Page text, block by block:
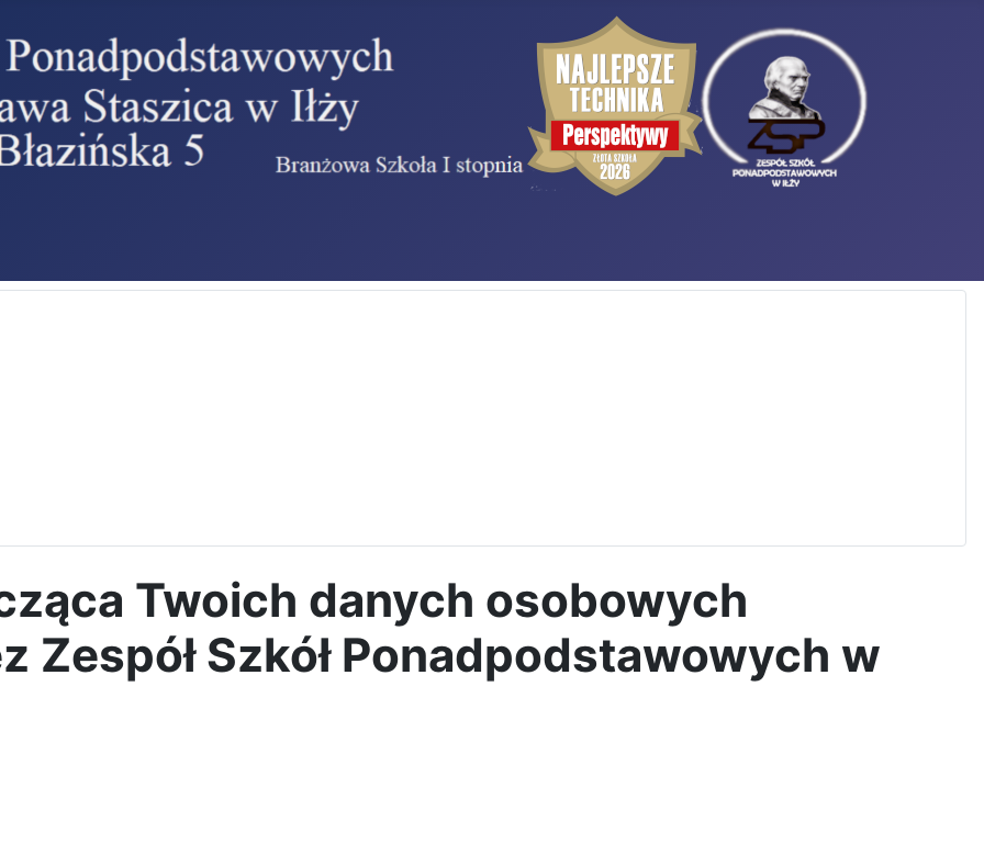
Twoich danych osobowych
Zespół Szkół Ponadpodstawowych w